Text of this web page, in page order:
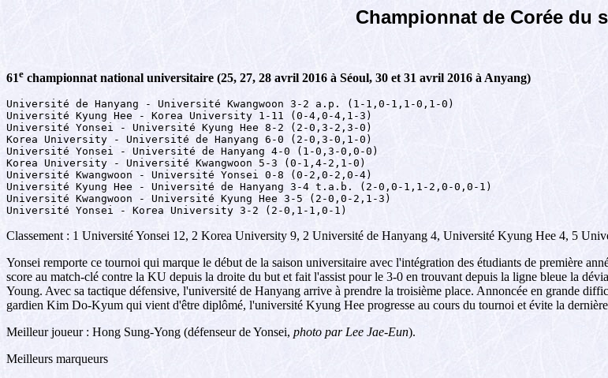
Championnat de Corée du
61e championnat national universitaire (25, 27, 28 avril 2016 à Séoul, 30 et 31 avril 2016 à Anyang)
Université de Hanyang - Université Kwangwoon 3-2 a.p. (1-1,0-1,1-0,1-0)
Université Kyung Hee - Korea University 1-11 (0-4,0-4,1-3)
Université Yonsei - Université Kyung Hee 8-2 (2-0,3-2,3-0)
Korea University - Université de Hanyang 6-0 (2-0,3-0,1-0)
Université Yonsei - Université de Hanyang 4-0 (1-0,3-0,0-0)
Korea University - Université Kwangwoon 5-3 (0-1,4-2,1-0)
Université Kwangwoon - Université Yonsei 0-8 (0-2,0-2,0-4)
Université Kyung Hee - Université de Hanyang 3-4 t.a.b. (2-0,0-1,1-2,0-0,0-1)
Université Kwangwoon - Université Kyung Hee 3-5 (2-0,0-2,1-3)
Université Yonsei - Korea University 3-2 (2-0,1-1,0-1)
Classement : 1 Université Yonsei 12, 2 Korea University 9, 2 Université de Hanyang 4, Université Kyung Hee 4, 5
Yonsei remporte ce tournoi qui marque le début de la saison universitaire avec l'intégration des étudiants de première
score au match-clé contre la KU depuis la droite du but et fait l'assist pour le 3-0 en trouvant depuis la ligne bleue la
Young. Avec sa tactique défensive, l'université de Hanyang arrive à prendre la troisième place. Annoncée en grande
gardien Kim Do-Kyum qui vient d'être diplômé, l'université Kyung Hee progresse au cours du tournoi et évite la
Meilleur joueur : Hong Sung-Yong (défenseur de Yonsei, photo par Lee Jae-Eun).
Meilleurs marqueurs